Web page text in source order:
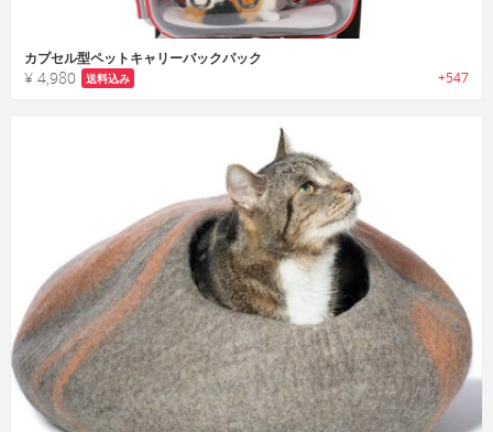
カプセル型ペットキャリーバックパック
¥ 4,980 送料込み +547